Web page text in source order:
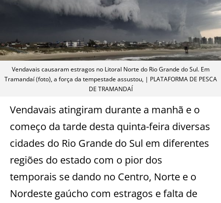
Vendavais causaram estragos no Litoral Norte do Rio Grande do Sul. Em
Tramandaí (foto), a força da tempestade assustou, | PLATAFORMA DE PESCA
DE TRAMANDAÍ
Vendavais atingiram durante a manhã e o
começo da tarde desta quinta-feira diversas
cidades do Rio Grande do Sul em diferentes
regiões do estado com o pior dos
temporais se dando no Centro, Norte e o
Nordeste gaúcho com estragos e falta de